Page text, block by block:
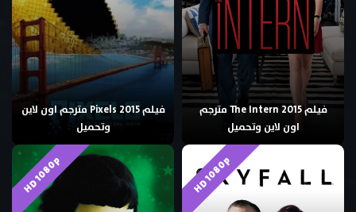
فيلم The Intern 2015 مترجم
اون لاين وتحميل
فيلم Pixels 2015 مترجم اون لاين
وتحميل
HD 1080p
HD 1080p